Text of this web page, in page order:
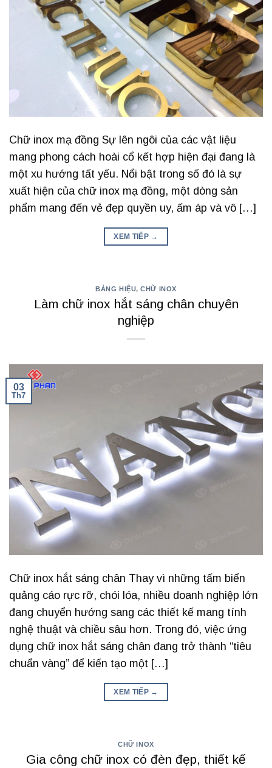
Chữ inox mạ đồng Sự lên ngôi của các vật liệu
mang phong cách hoài cổ kết hợp hiện đại đang là
một xu hướng tất yếu. Nổi bật trong số đó là sự
xuất hiện của chữ inox mạ đồng, một dòng sản
phẩm mang đến vẻ đẹp quyền uy, ấm áp và vô […]
XEM TIẾP →
BẢNG HIỆU,CHỮ INOX
Làm chữ inox hắt sáng chân chuyên
nghiệp
03
Th7
Chữ inox hắt sáng chân Thay vì những tấm biển
quảng cáo rực rỡ, chói lóa, nhiều doanh nghiệp lớn
đang chuyển hướng sang các thiết kế mang tính
nghệ thuật và chiều sâu hơn. Trong đó, việc ứng
dụng chữ inox hắt sáng chân đang trở thành “tiêu
chuẩn vàng” để kiến tạo một […]
XEM TIẾP →
CHỮ INOX
Gia công chữ inox có đèn đẹp, thiết kế